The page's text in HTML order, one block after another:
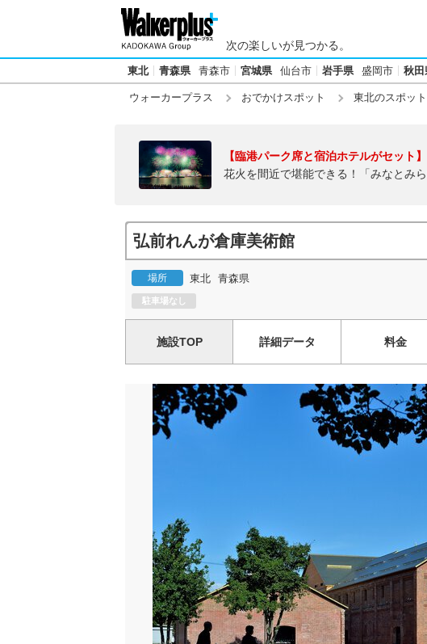
次の楽しいが見つかる。
東北 青森県 青森市 宮城県 仙台市 岩手県 盛岡市 秋田
ウォーカープラス おでかけスポット 東北のスポット
【臨港パーク席と宿泊ホテルがセット】
花火を間近で堪能できる！「みなとみ
弘前れんが倉庫美術館
場所 東北 青森県
駐車場なし
施設TOP 詳細データ 料金